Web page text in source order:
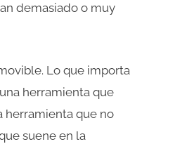
demasiado o muy
Lo que importa
herramienta que
herramienta que no
suene en la